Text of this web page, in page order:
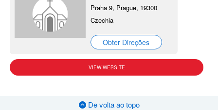
Praha 9, Prague, 19300
Czechia
Obter Direções
VIEW WEBSITE
De volta ao topo